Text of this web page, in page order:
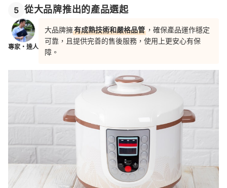
5 從大品牌推出的產品選起
專家・達人
大品牌擁有成熟技術和嚴格品管 ，確保產品運作穩定
可靠，且提供完善的售後服務，使用上更安心有保
障。